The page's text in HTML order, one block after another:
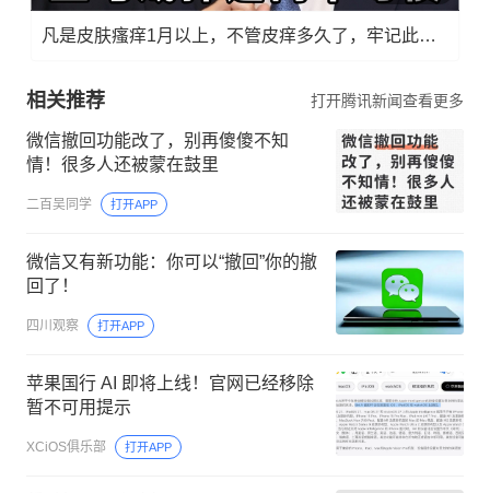
凡是皮肤瘙痒1月以上，不管皮痒多久了，牢记此法，快！准！狠！
相关推荐 打开腾讯新闻查看更多
微信撤回功能改了，别再傻傻不知
情！很多人还被蒙在鼓里
二百吴同学 打开APP
微信又有新功能：你可以“撤回”你的撤
回了！
四川观察 打开APP
苹果国行 AI 即将上线！官网已经移除
暂不可用提示
XCiOS俱乐部 打开APP